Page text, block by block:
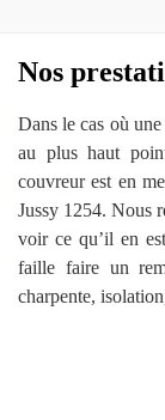
Nos
Dans le cas où
au plus haut
couvreur est en
Jussy 1254. Nous
voir ce qu’il en
faille faire un
charpente,